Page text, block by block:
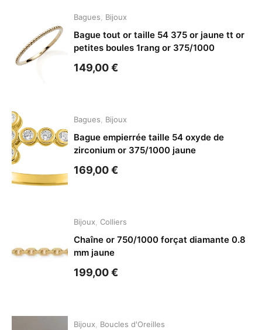
Bagues Bijoux
Bague tout or taille 54 375 or jaune tt or
petites boules 1rang or 375/1000
149,00€
Bagues Bijoux
Bague empierrée taille 54 oxyde de
zirconium or 375/1000 jaune
169,00€
Bijoux Colliers
Chaîne or 750/1000 forçat diamante 0.8
mm jaune
199,00€
Bijoux Boucles d'Oreilles